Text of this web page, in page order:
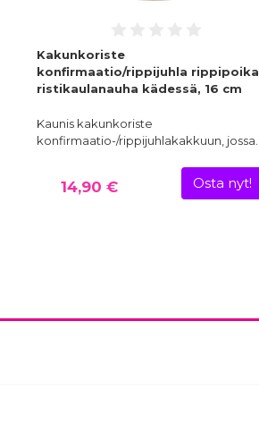
Kakunkoriste
konfirmaatio/rippijuhla rippipoika
ristikaulanauha kädessä, 16 cm
Kaunis kakunkoriste
konfirmaatio-/rippijuhlakakkuun, jossa…
14,90 € Osta nyt!